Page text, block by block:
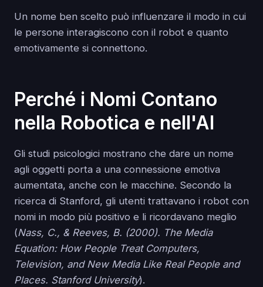
Un nome ben scelto può influenzare il modo in cui
le persone interagiscono con il robot e quanto
emotivamente si connettono.
Perché i Nomi Contano
nella Robotica e nell'AI
Gli studi psicologici mostrano che dare un nome
agli oggetti porta a una connessione emotiva
aumentata, anche con le macchine. Secondo la
ricerca di Stanford, gli utenti trattavano i robot con
nomi in modo più positivo e li ricordavano meglio
(Nass, C., & Reeves, B. (2000). The Media
Equation: How People Treat Computers,
Television, and New Media Like Real People and
Places. Stanford University).